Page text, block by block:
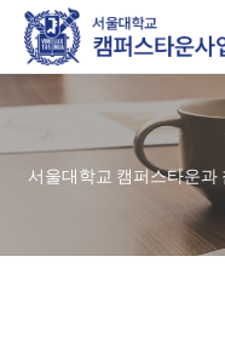
서울대학교 캠퍼스타운과